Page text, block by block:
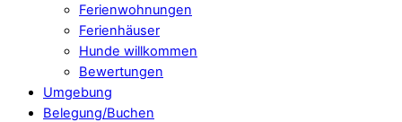
Ferienwohnungen
Ferienhäuser
Hunde willkommen
Bewertungen
Umgebung
Belegung/Buchen